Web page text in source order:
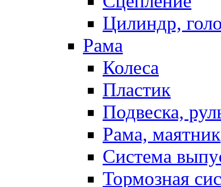
Цилиндр,
Рама
Колеса
Пластик
Подвеска,
Рама, маятник
Система
Тормозная